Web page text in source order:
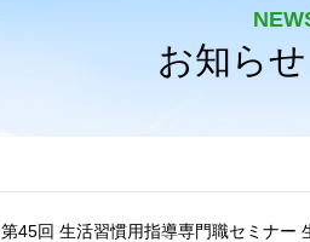
お知ら
第45回 生活習慣用指導専門職セミナー